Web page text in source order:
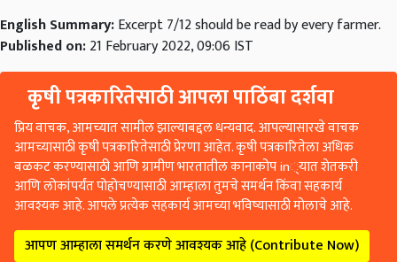
English Summary:Excerpt 7/12 should be read by every farmer.
Published on:21 February 2022, 09:06 IST
कृषी पत्रकारितेसाठी आपला पाठिंबा दर्शवा
प्रिय वाचक, आमच्यात सामील झाल्याबद्दल धन्यवाद. आपल्यासारखे वाचक
आमच्यासाठी कृषी पत्रकारितेसाठी प्रेरणा आहेत. कृषी पत्रकारितेला अधिक
बळकट करण्यासाठी आणि ग्रामीण भारतातील कानाकोप in्यात शेतकरी
आणि लोकांपर्यंत पोहोचण्यासाठी आम्हाला तुमचे समर्थन किंवा सहकार्य
आवश्यक आहे. आपले प्रत्येक सहकार्य आमच्या भविष्यासाठी मोलाचे आहे.
आपण आम्हाला समर्थन करणे आवश्यक आहे (Contribute Now)